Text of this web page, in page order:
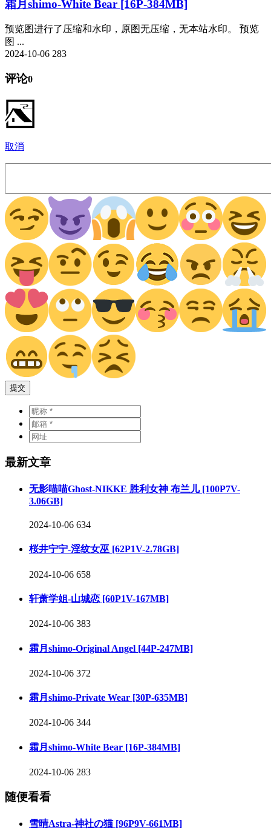
霜月shimo-White Bear [16P-384MB]
预览图进行了压缩和水印，原图无压缩，无本站水印。 预览
图 ...
2024-10-06 283
评论0
取消
提交
最新文章
无影喵喵Ghost-NIKKE 胜利女神 布兰儿 [100P7V-
3.06GB]
2024-10-06 634
桜井宁宁-淫纹女巫 [62P1V-2.78GB]
2024-10-06 658
轩萧学姐-山城恋 [60P1V-167MB]
2024-10-06 383
霜月shimo-Original Angel [44P-247MB]
2024-10-06 372
霜月shimo-Private Wear [30P-635MB]
2024-10-06 344
霜月shimo-White Bear [16P-384MB]
2024-10-06 283
随便看看
雪晴Astra-神社の猫 [96P9V-661MB]